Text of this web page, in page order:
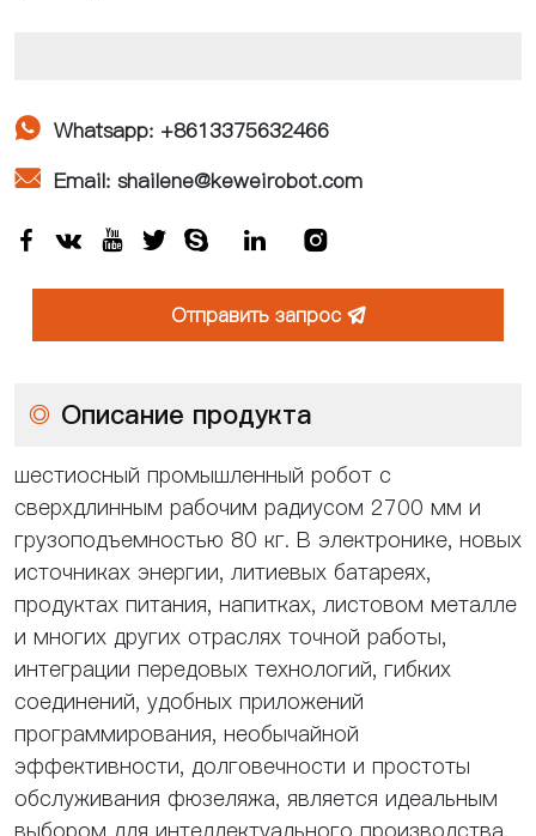
 Whatsapp: +8613375632466
 Email: shailene@keweirobot.com
      
Отправить запрос 
◎ Описание продукта
шестиосный промышленный робот с
сверхдлинным рабочим радиусом 2700 мм и
грузоподъемностью 80 кг. В электронике, новых
источниках энергии, литиевых батареях,
продуктах питания, напитках, листовом металле
и многих других отраслях точной работы,
интеграции передовых технологий, гибких
соединений, удобных приложений
программирования, необычайной
эффективности, долговечности и простоты
обслуживания фюзеляжа, является идеальным